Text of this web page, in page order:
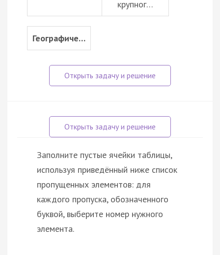
крупног…
Географиче…
Заполните пустые ячейки таблицы,
используя приведённый ниже список
пропущенных элементов: для
каждого пропуска, обозначенного
буквой, выберите номер нужного
элемента.